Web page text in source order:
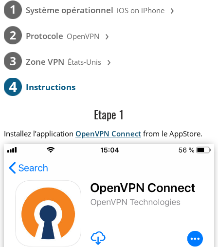
1 Système opérationnel iOS on iPhone ›
2 Protocole OpenVPN ›
3 Zone VPN États-Unis ›
4 Instructions
Etape 1
Installez l’application OpenVPN Connectfrom le AppStore.